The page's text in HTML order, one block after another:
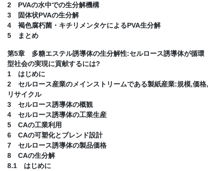
2 PVAの水中での生分解機構
3 固体状PVAの生分解
4 褐色腐朽菌・キチリメンタケによるPVA生分解
5 まとめ
第5章 多糖エステル誘導体の生分解性:セルロース誘導体が循環
型社会の実現に貢献するには?
1 はじめに
2 セルロース産業のメインストリームである製紙産業:規模,価格,
リサイクル
3 セルロース誘導体の概観
4 セルロース誘導体の工業生産
5 CAの工業利用
6 CAの可塑化とブレンド設計
7 セルロース誘導体の製品価格
8 CAの生分解
8.1 はじめに